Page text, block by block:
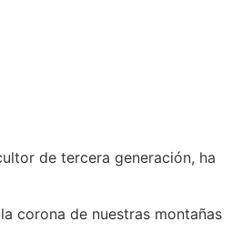
de tercera generación, ha
corona de nuestras montañas